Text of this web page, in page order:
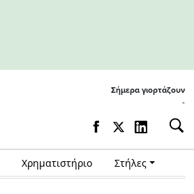
Σήμερα γιορτάζουν
-
Χρηματιστήριο Στήλες